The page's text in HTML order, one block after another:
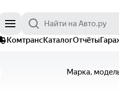
КомтрансКаталогОтчёты
Марка,